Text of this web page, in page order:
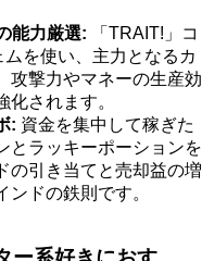
能力厳選: 「TRAIT!」コ
を使い、主力となるカ
攻撃力やマネーの生産効
されます。
: 資金を集中して稼ぎた
とラッキーポーションを
の引き当てと売却益の増
ドの鉄則です。